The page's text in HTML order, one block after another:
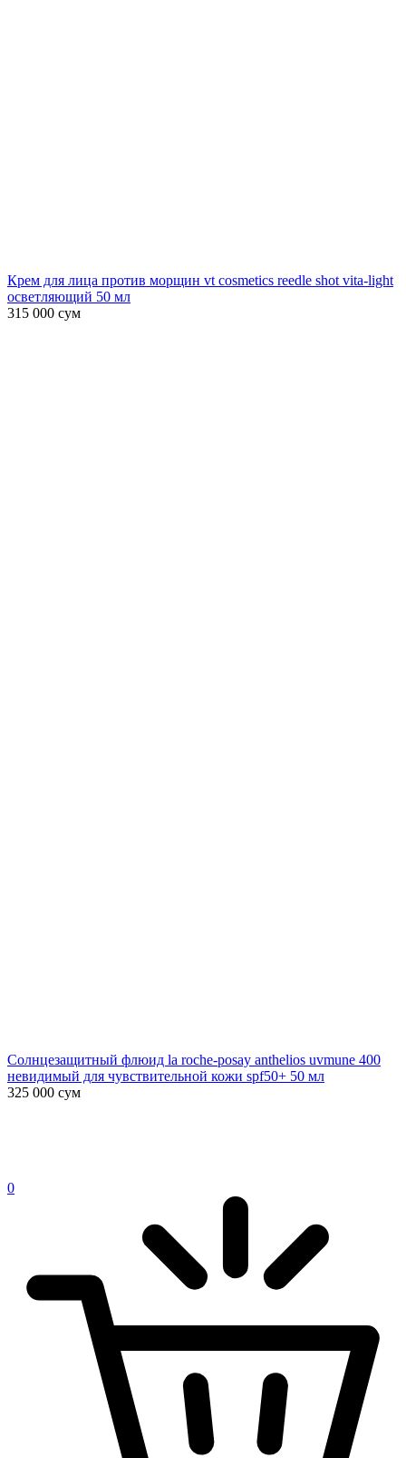
Крем для лица против морщин vt cosmetics reedle shot vita-light
осветляющий 50 мл
315 000 сум
Солнцезащитный флюид la roche-posay anthelios uvmune 400
невидимый для чувствительной кожи spf50+ 50 мл
325 000 сум
0